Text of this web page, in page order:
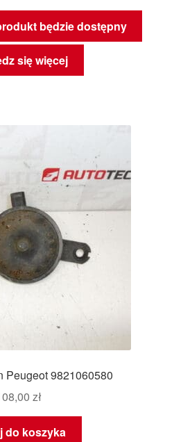
będzie dostępny
się więcej
Peugeot 9821060580
zł
do koszyka